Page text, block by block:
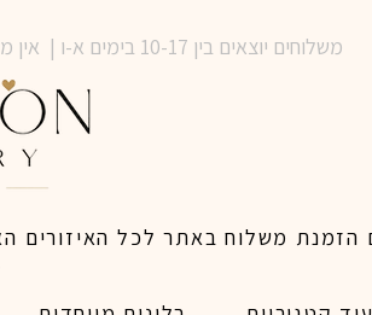
משלוחים יוצאים בין 10-17 בימים א-ו | אין משלוחים בשבתות וחגים | ניתן לבצע הזמנה לאותו היום עד שעה 14:00